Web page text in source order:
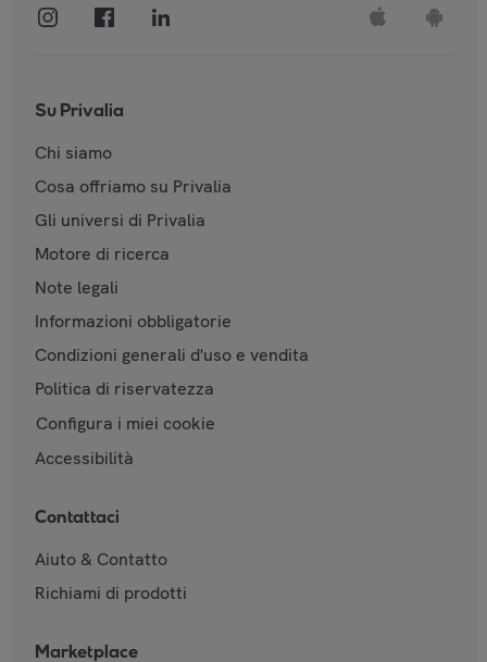
Su Privalia
Chi siamo
Cosa offriamo su Privalia
Gli universi di Privalia
Motore di ricerca
Note legali
Informazioni obbligatorie
Condizioni generali d'uso e vendita
Politica di riservatezza
Configura i miei cookie
Accessibilità
Contattaci
Aiuto & Contatto
Richiami di prodotti
Marketplace